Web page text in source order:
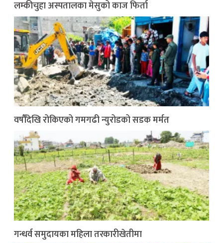
लम्कीचुहा अस्पतालका मेसुको काज फिर्ता
वर्षौँदेखि रोकिएको गमगढी न्युरोडको सडक मर्मत
गन्धर्व समुदायका महिला तरकारीखेतीमा